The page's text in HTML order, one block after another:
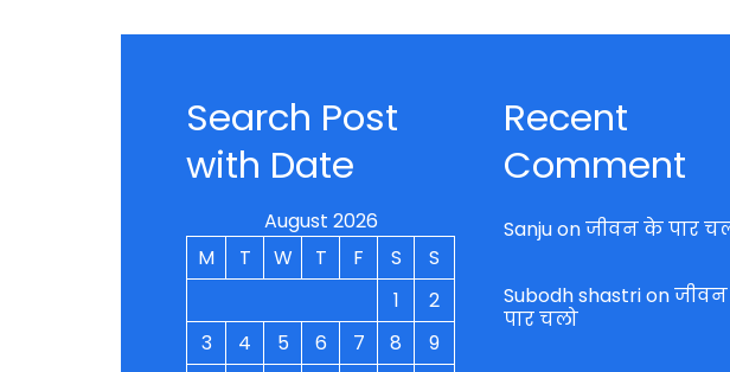
Search Post
with Date
August 2026
M
T W T F S
S
1
2
3
4 5 6 7 8 9
Recent
Comment
Sanjuonजीवन के पार
Subodh shastrion
पार चलो